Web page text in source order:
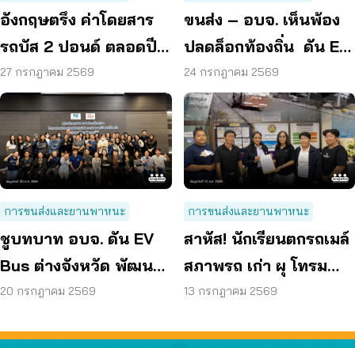
อังกฤษตรึง ค่าโดยสาร
รถบัส 2 ปอนด์ ตลอดปี
70 ลดค่าครองชีพ
27 กรกฎาคม 2569
ขนส่ง – อบจ. เห็นพ้อง
ปลดล็อกท้องถิ่น ดัน EV
Bus อยุธยา
24 กรกฎาคม 2569
การขนส่งและยานพาหนะ
ชูบทบาท อบจ. ดัน EV
Bus ต่างจังหวัด พัฒนา
ขนส่งสาธารณะไร้รอย
20 กรกฎาคม 2569
การขนส่งและยานพาหนะ
สาหัส! นักเรียนตกรถเมล์
สภาพรถ เก่า ผุ โทรม
ถามหามาตรฐานรถ
13 กรกฎาคม 2569